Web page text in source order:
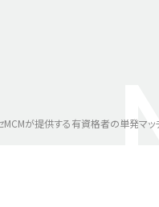
MCMが提供する有資格者の単発マッ